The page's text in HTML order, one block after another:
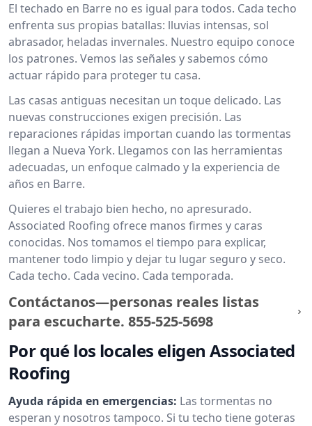
El techado en Barre no es igual para todos. Cada techo
enfrenta sus propias batallas: lluvias intensas, sol
abrasador, heladas invernales. Nuestro equipo conoce
los patrones. Vemos las señales y sabemos cómo
actuar rápido para proteger tu casa.
Las casas antiguas necesitan un toque delicado. Las
nuevas construcciones exigen precisión. Las
reparaciones rápidas importan cuando las tormentas
llegan a Nueva York. Llegamos con las herramientas
adecuadas, un enfoque calmado y la experiencia de
años en Barre.
Quieres el trabajo bien hecho, no apresurado.
Associated Roofing ofrece manos firmes y caras
conocidas. Nos tomamos el tiempo para explicar,
mantener todo limpio y dejar tu lugar seguro y seco.
Cada techo. Cada vecino. Cada temporada.
Contáctanos—personas reales listas
para escucharte. 855-525-5698
Por qué los locales eligen Associated
Roofing
Ayuda rápida en emergencias: Las tormentas no
esperan y nosotros tampoco. Si tu techo tiene goteras